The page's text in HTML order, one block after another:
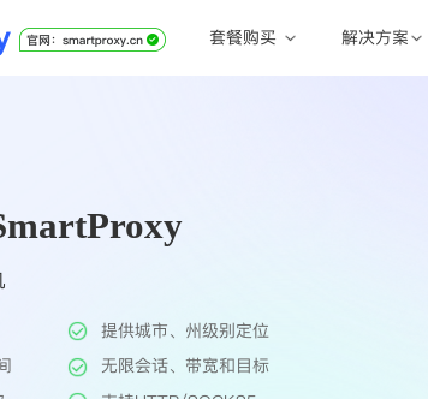
套餐购买 解决方案
提供城市、州级别定位
无限会话、带宽和目标